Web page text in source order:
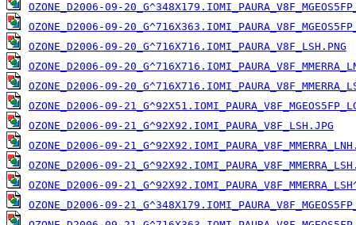
OZONE_D2006-09-
OZONE_D2006-09-
OZONE_D2006-09-20_G^716X716.IOMI_PAURA_V8F_LSH.PNG
OZONE_D2006-09-
OZONE_D2006-09-
OZONE_D2006-09-
OZONE_D2006-09-21_G^92X92.IOMI_PAURA_V8F_LSH.JPG
OZONE_D2006-09-
OZONE_D2006-09-
OZONE_D2006-09-
OZONE_D2006-09-